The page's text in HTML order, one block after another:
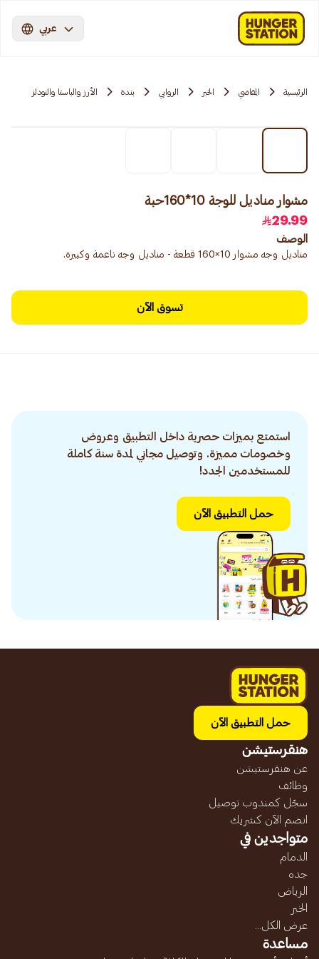
عربي
الرئيسية المقاضي الخبر الروابي بندة الأرز والباستا والنودلز
مشوار مناديل للوجة 10*160حبة
29.99
الوصف
مناديل وجه مشوار 10×160 قطعة - مناديل وجه ناعمة وكبيرة.
تسوق الآن
استمتع بميزات حصرية داخل التطبيق وعروض
وخصومات مميزة. وتوصيل مجاني لمدة سنة كاملة
للمستخدمين الجدد!
حمل التطبيق الآن
حمل التطبيق الآن
هنقرستيشن
عن هنقرستيشن
وظائف
سجّل كمندوب توصيل
انضم الآن كشريك
متواجدين في
الدمام
جده
الرياض
الخبر
عرض الكل...
مساعدة